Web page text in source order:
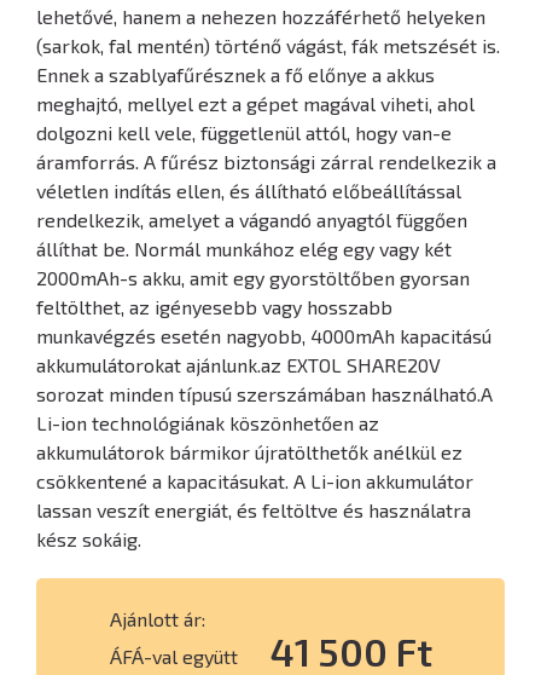
lehetővé, hanem a nehezen hozzáférhető helyeken
(sarkok, fal mentén) történő vágást, fák metszését is.
Ennek a szablyafűrésznek a fő előnye a akkus
meghajtó, mellyel ezt a gépet magával viheti, ahol
dolgozni kell vele, függetlenül attól, hogy van-e
áramforrás. A fűrész biztonsági zárral rendelkezik a
véletlen indítás ellen, és állítható előbeállítással
rendelkezik, amelyet a vágandó anyagtól függően
állíthat be. Normál munkához elég egy vagy két
2000mAh-s akku, amit egy gyorstöltőben gyorsan
feltölthet, az igényesebb vagy hosszabb
munkavégzés esetén nagyobb, 4000mAh kapacitású
akkumulátorokat ajánlunk.az EXTOL SHARE20V
sorozat minden típusú szerszámában használható.A
Li-ion technológiának köszönhetően az
akkumulátorok bármikor újratölthetők anélkül ez
csökkentené a kapacitásukat. A Li-ion akkumulátor
lassan veszít energiát, és feltöltve és használatra
kész sokáig.
Ajánlott ár:
ÁFÁ-val együtt
41 500 Ft